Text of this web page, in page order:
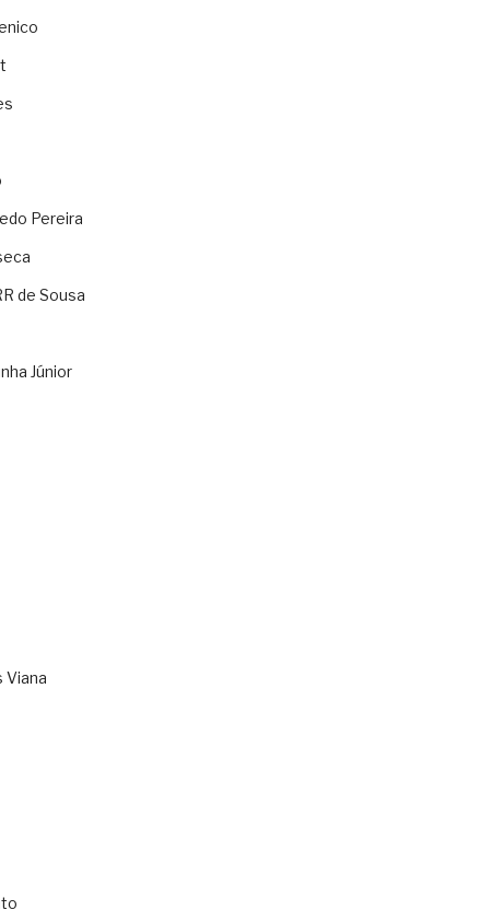
Pereira
de Sousa
Júnior
Viana